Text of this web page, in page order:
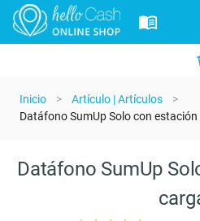
Política de
Inicio > Artículo | Artículos
>
Datáfono SumUp Solo con estación
Datáfono SumUp